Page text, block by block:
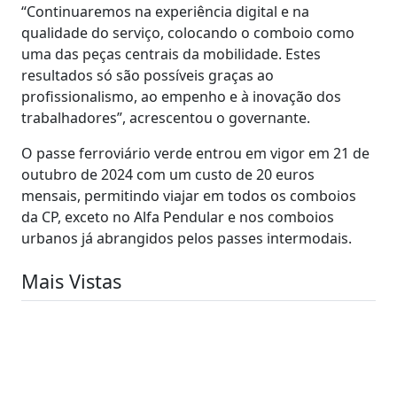
“Continuaremos na experiência digital e na
qualidade do serviço, colocando o comboio como
uma das peças centrais da mobilidade. Estes
resultados só são possíveis graças ao
profissionalismo, ao empenho e à inovação dos
trabalhadores”, acrescentou o governante.
O passe ferroviário verde entrou em vigor em 21 de
outubro de 2024 com um custo de 20 euros
mensais, permitindo viajar em todos os comboios
da CP, exceto no Alfa Pendular e nos comboios
urbanos já abrangidos pelos passes intermodais.
Mais Vistas